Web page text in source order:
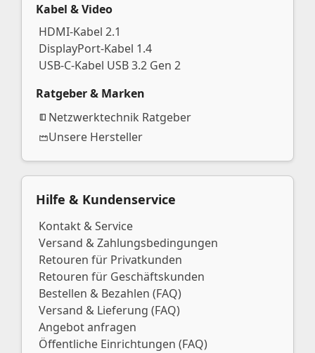
Kabel & Video
HDMI-Kabel 2.1
DisplayPort-Kabel 1.4
USB-C-Kabel USB 3.2 Gen 2
Ratgeber & Marken
Netzwerktechnik Ratgeber
Unsere Hersteller
Hilfe & Kundenservice
Kontakt & Service
Versand & Zahlungsbedingungen
Retouren für Privatkunden
Retouren für Geschäftskunden
Bestellen & Bezahlen (FAQ)
Versand & Lieferung (FAQ)
Angebot anfragen
Öffentliche Einrichtungen (FAQ)